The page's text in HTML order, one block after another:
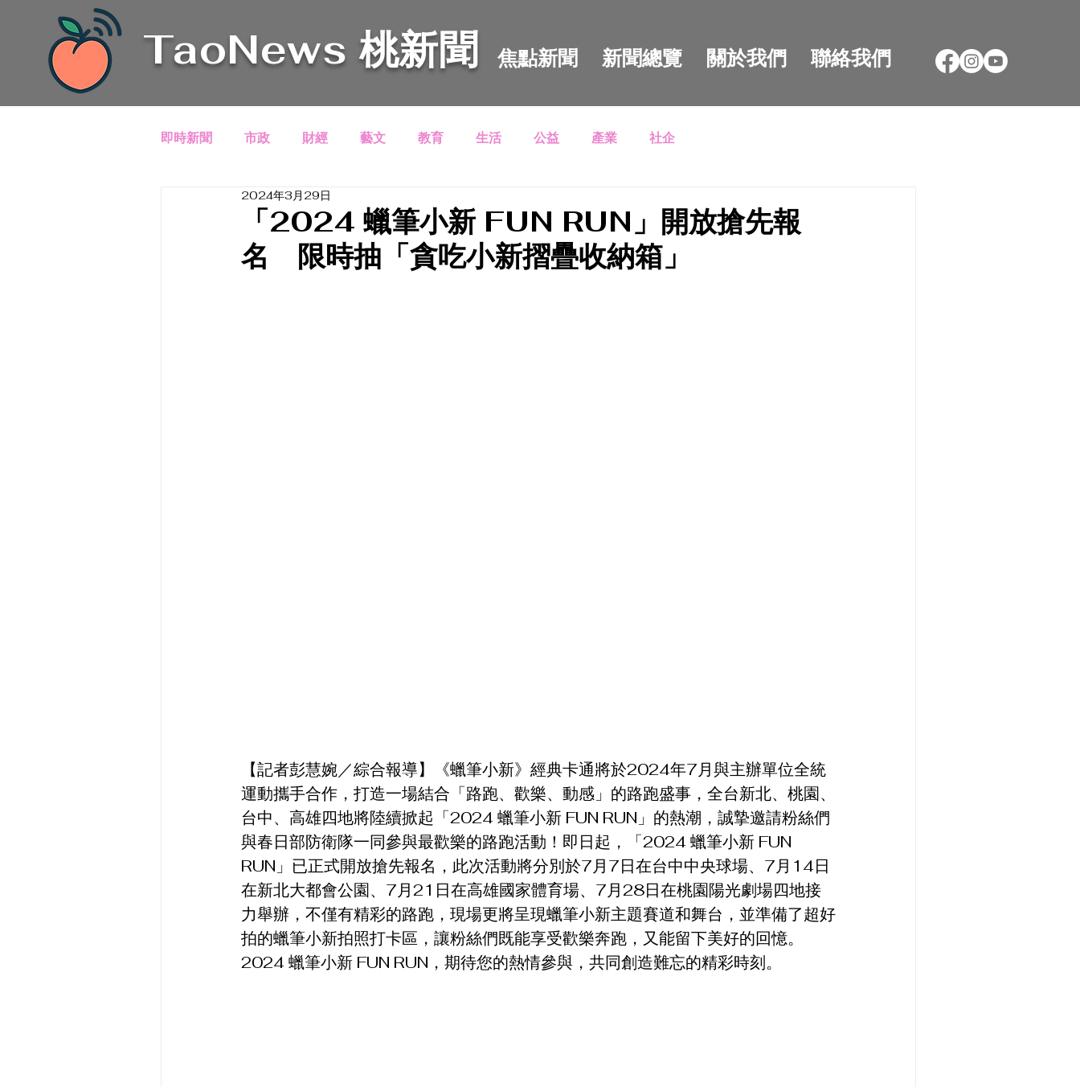
TaoNews 桃新聞 焦點新聞 新聞總覽 關於我們 聯絡我們
即時新聞 市政 財經 藝文 教育 生活 公益 產業 社企
「2024 蠟筆小新 FUN RUN」開放搶先報
名 限時抽「貪吃小新摺疊收納箱」
2024年3月29日
【記者彭慧婉／綜合報導】《蠟筆小新》經典卡通將於2024年7月與主辦單位全統
運動攜手合作，打造一場結合「路跑、歡樂、動感」的路跑盛事，全台新北、桃園、
台中、高雄四地將陸續掀起「2024 蠟筆小新 FUN RUN」的熱潮，誠摯邀請粉絲們
與春日部防衛隊一同參與最歡樂的路跑活動！即日起，「2024 蠟筆小新 FUN
RUN」已正式開放搶先報名，此次活動將分別於7月7日在台中中央球場、7月14日
在新北大都會公園、7月21日在高雄國家體育場、7月28日在桃園陽光劇場四地接
力舉辦，不僅有精彩的路跑，現場更將呈現蠟筆小新主題賽道和舞台，並準備了超好
拍的蠟筆小新拍照打卡區，讓粉絲們既能享受歡樂奔跑，又能留下美好的回憶。
2024 蠟筆小新 FUN RUN，期待您的熱情參與，共同創造難忘的精彩時刻。